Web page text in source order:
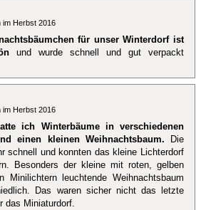
im Herbst 2016
für unser Winterdorf ist
und wurde schnell und gut verpackt
im Herbst 2016
ich Winterbäume in verschiedenen
einen kleinen Weihnachtsbaum. Die
schnell und konnten das kleine Lichterdorf
Besonders der kleine mit roten, gelben
Minilichtern leuchtende Weihnachtsbaum
Das waren sicher nicht das letzte
das Miniaturdorf.